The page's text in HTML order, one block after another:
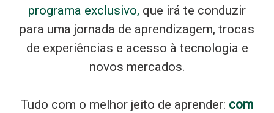
programa exclusivo, que irá te conduzir
para uma jornada de aprendizagem, trocas
de experiências e acesso à tecnologia e
novos mercados.
Tudo com o melhor jeito de aprender: com